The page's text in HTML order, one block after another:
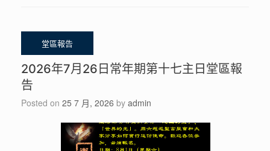
2026年7月26日常年期第十七主日堂區報
告
Posted on 25 7 月, 2026 by admin